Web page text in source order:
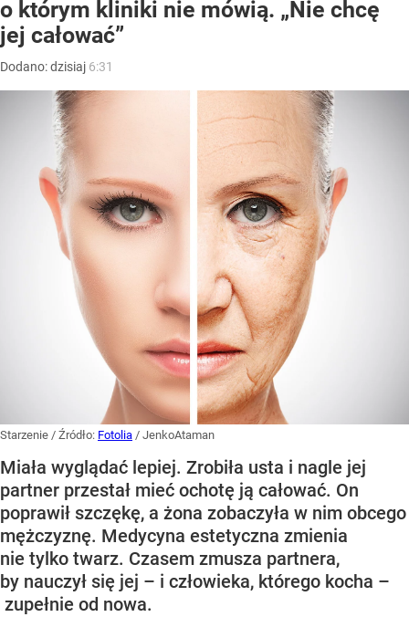
o którym kliniki nie mówią. „Nie chcę
jej całować”
Dodano:dzisiaj 6:31
Starzenie / Źródło: Fotolia / JenkoAtaman
Miała wyglądać lepiej. Zrobiła usta i nagle jej
partner przestał mieć ochotę ją całować. On
poprawił szczękę, a żona zobaczyła w nim obcego
mężczyznę. Medycyna estetyczna zmienia
nie tylko twarz. Czasem zmusza partnera,
by nauczył się jej – i człowieka, którego kocha –
zupełnie od nowa.